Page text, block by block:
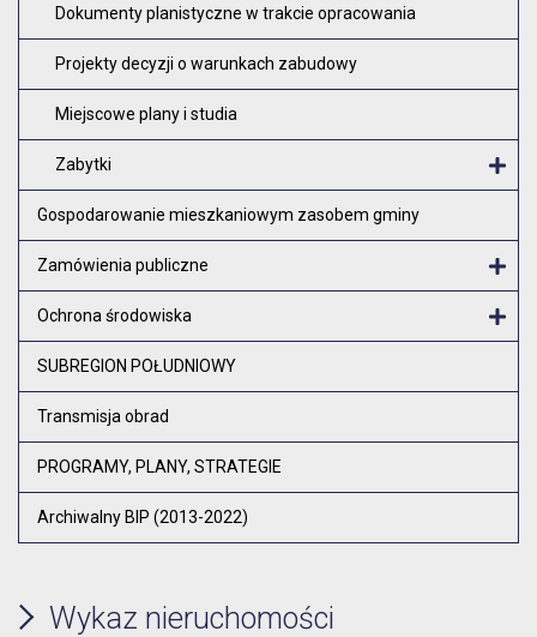
Dokumenty planistyczne w trakcie opracowania
Projekty decyzji o warunkach zabudowy
Miejscowe plany i studia
Zabytki
Gospodarowanie mieszkaniowym zasobem gminy
Zamówienia publiczne
Ochrona środowiska
SUBREGION POŁUDNIOWY
Transmisja obrad
PROGRAMY, PLANY, STRATEGIE
Archiwalny BIP (2013-2022)
Wykaz nieruchomości